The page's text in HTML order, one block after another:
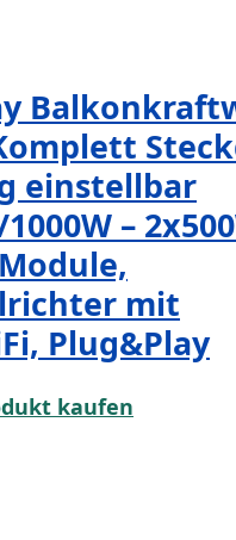
einstellbar
–
mit
Plug&Play
kaufen